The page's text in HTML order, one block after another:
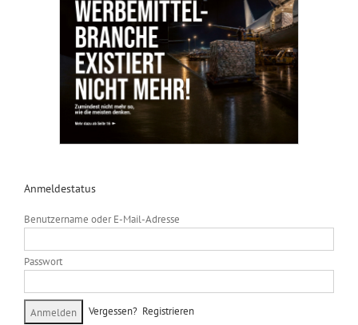
Anmeldestatus
Benutzername oder E-Mail-Adresse
Passwort
Vergessen? Registrieren